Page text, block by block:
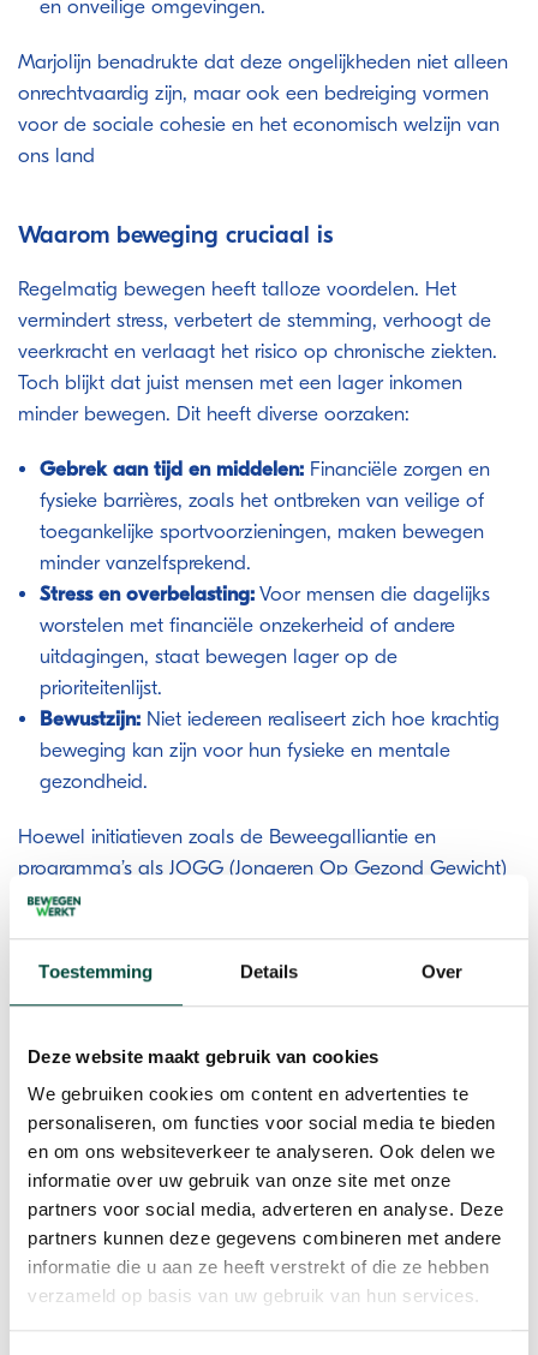
Toestemming Details Over
Deze website maakt gebruik van cookies
We gebruiken cookies om content en advertenties te
personaliseren, om functies voor social media te bieden
en om ons websiteverkeer te analyseren. Ook delen we
informatie over uw gebruik van onze site met onze
partners voor social media, adverteren en analyse. Deze
partners kunnen deze gegevens combineren met andere
informatie die u aan ze heeft verstrekt of die ze hebben
verzameld op basis van uw gebruik van hun services.
en onveilige omgevingen.
Marjolijn benadrukte dat deze ongelijkheden niet alleen
onrechtvaardig zijn, maar ook een bedreiging vormen
voor de sociale cohesie en het economisch welzijn van
ons land
Waarom beweging cruciaal is
Regelmatig bewegen heeft talloze voordelen. Het
vermindert stress, verbetert de stemming, verhoogt de
veerkracht en verlaagt het risico op chronische ziekten.
Toch blijkt dat juist mensen met een lager inkomen
minder bewegen. Dit heeft diverse oorzaken:
Gebrek aan tijd en middelen: Financiële zorgen en
fysieke barrières, zoals het ontbreken van veilige of
toegankelijke sportvoorzieningen, maken bewegen
minder vanzelfsprekend.
Stress en overbelasting: Voor mensen die dagelijks
worstelen met financiële onzekerheid of andere
uitdagingen, staat bewegen lager op de
prioriteitenlijst.
Bewustzijn: Niet iedereen realiseert zich hoe krachtig
beweging kan zijn voor hun fysieke en mentale
gezondheid.
Hoewel initiatieven zoals de Beweegalliantie en
programma’s als JOGG (Jongeren Op Gezond Gewicht)
zich richten op het bevorderen van beweging, bereiken
onvoldoende.
De werkplek biedt een unieke mogelijkheid om
beweging te integreren in het dagelijks leven. Marjolijn
noemde het creëren van actieve werkplekken een
essentiële stap. Denk aan:
Wandelvergaderingen en beweegpauzes.
Subsidies of vergoedingen voor sportactiviteiten.